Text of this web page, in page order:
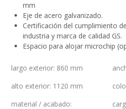
mm
Eje de acero galvanizado.
Certificación del cumplimiento
industria y marca de calidad GS.
Espacio para alojar microchip
largo exterior: 860 mm
alto exterior: 1120 mm
material / acabado: